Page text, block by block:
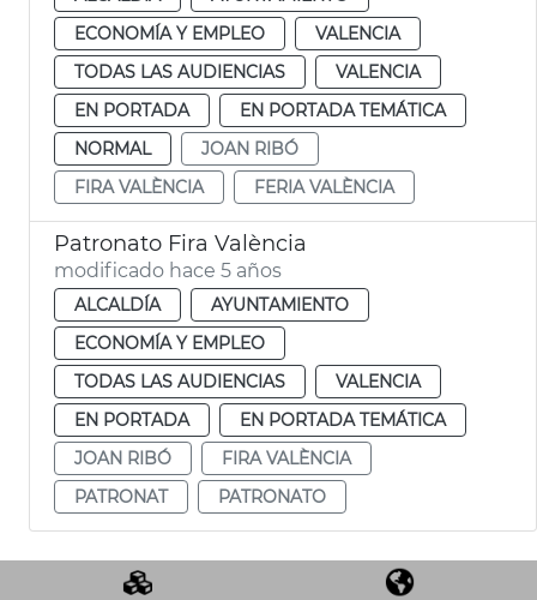
ECONOMÍA Y EMPLEO
VALENCIA
TODAS LAS AUDIENCIAS
VALENCIA
EN PORTADA
EN PORTADA TEMÁTICA
NORMAL
JOAN RIBÓ
FIRA VALÈNCIA
FERIA VALÈNCIA
Patronato Fira València
modificado hace 5 años
ALCALDÍA
AYUNTAMIENTO
ECONOMÍA Y EMPLEO
TODAS LAS AUDIENCIAS
VALENCIA
EN PORTADA
EN PORTADA TEMÁTICA
JOAN RIBÓ
FIRA VALÈNCIA
PATRONAT
PATRONATO